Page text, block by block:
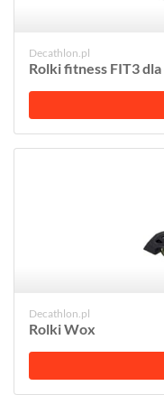
Decathlon.pl
Rolki fitness FIT3
Decathlon.pl
Rolki Wox